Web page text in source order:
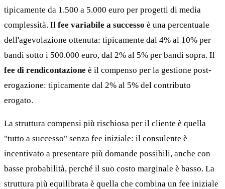
tipicamente da 1.500 a 5.000 euro per progetti di media
complessità. Il fee variabile a successo è una percentuale
dell'agevolazione ottenuta: tipicamente dal 4% al 10% per
bandi sotto i 500.000 euro, dal 2% al 5% per bandi sopra. Il
fee di rendicontazione è il compenso per la gestione post-
erogazione: tipicamente dal 2% al 5% del contributo
erogato.
La struttura compensi più rischiosa per il cliente è quella
"tutto a successo" senza fee iniziale: il consulente è
incentivato a presentare più domande possibili, anche con
basse probabilità, perché il suo costo marginale è basso. La
struttura più equilibrata è quella che combina un fee iniziale